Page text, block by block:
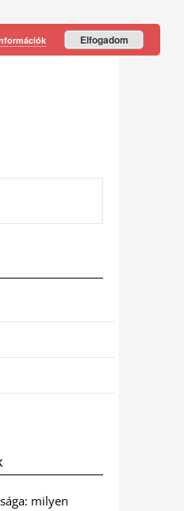
milyen
Elfogadom